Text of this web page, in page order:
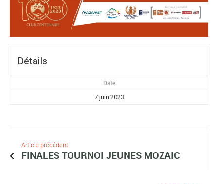
Détails
Date
7 juin 2023
Article précédent
FINALES TOURNOI JEUNES MOZAIC